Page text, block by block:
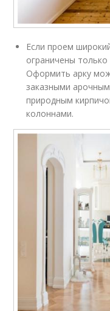
Если проем
ограничены
Оформить арку
заказными
природным
колоннами.